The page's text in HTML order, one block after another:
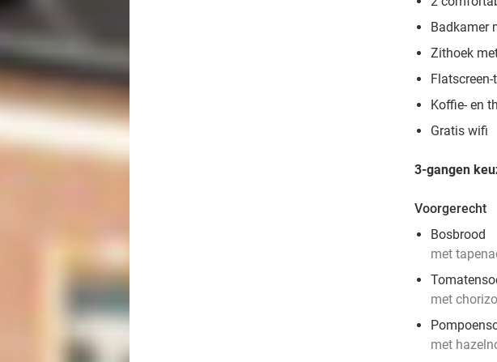
Badkamer
Zithoek
Flatscreen-
Koffie- en
Gratis wifi
3-gangen
Voorgerecht
Bosbrood
met
met
met